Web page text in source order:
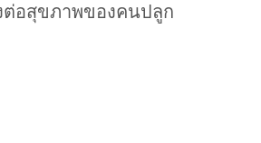
ต่อสุขภาพของคนปลูก